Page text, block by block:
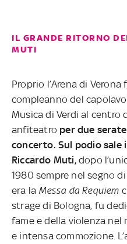
IL GRANDE RITORNO
MUTI
Proprio l’Arena di Verona
compleanno del
Musica di Verdi al centro
anfiteatro per due
concerto. Sul podio sale
Riccardo Muti,dopo
1980 sempre nel segno
era la Messa da Requiem
strage di Bologna, fu
fame e della violenza nel
e intensa commozione.